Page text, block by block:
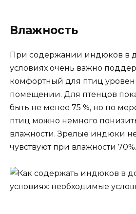
Влажность
При содержании индюков в
условиях очень важно
комфортный для птиц
помещении. Для птенцов
быть не менее 75 %, но по
птиц можно немного
влажности. Зрелые индюки
чувствуют при влажности 70%.